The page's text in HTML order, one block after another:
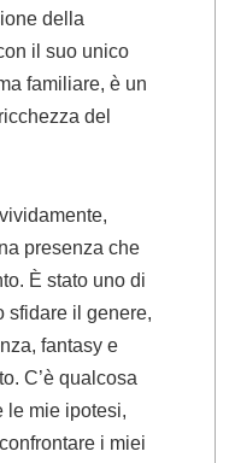
della
il suo unico
familiare, è un
del
presenza che
È stato uno di
sfidare il genere,
fantasy e
C’è qualcosa
le mie ipotesi,
i miei